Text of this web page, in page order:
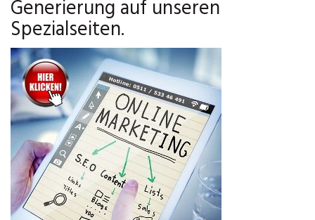
Generierung auf unseren
Spezialseiten.